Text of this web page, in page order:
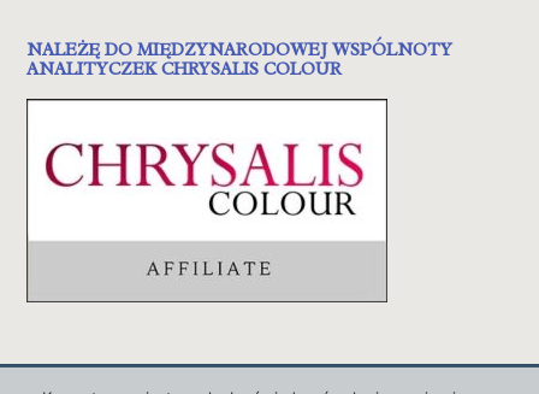
NALEŻĘ DO MIĘDZYNARODOWEJ WSPÓLNOTY
ANALITYCZEK CHRYSALIS COLOUR